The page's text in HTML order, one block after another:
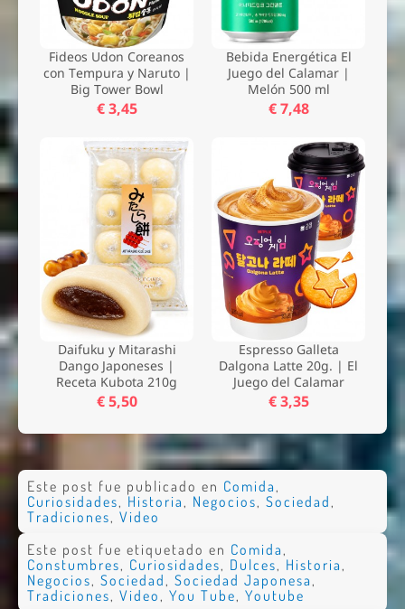
Fideos Udon Coreanos
con Tempura y Naruto |
Big Tower Bowl
€ 3,45
Bebida Energética El
Juego del Calamar |
Melón 500 ml
€ 7,48
Daifuku y Mitarashi
Dango Japoneses |
Receta Kubota 210g
€ 5,50
Espresso Galleta
Dalgona Latte 20g. | El
Juego del Calamar
€ 3,35
Este post fue publicado en Comida ,
Curiosidades, Historia , Negocios, Sociedad ,
Tradiciones, Video
Este post fue etiquetado en Comida ,
Constumbres, Curiosidades, Dulces, Historia ,
Negocios, Sociedad , Sociedad Japonesa ,
Tradiciones, Video , You Tube, Youtube